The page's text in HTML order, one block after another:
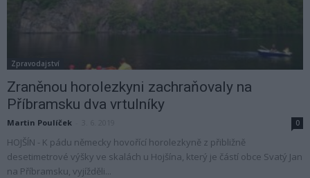
Zpravodajství
Zraněnou horolezkyni zachraňovaly na
Příbramsku dva vrtulníky
Martin Poulíček 0
HOJŠÍN - K pádu německy hovořící horolezkyně z přibližně
desetimetrové výšky ve skalách u Hojšína, který je částí obce Svatý Jan
na Příbramsku, vyjížděli...